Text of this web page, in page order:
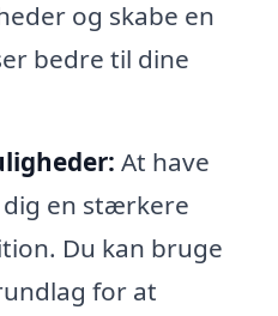
og skabe en
bedre til dine
At have
en stærkere
Du kan bruge
for at